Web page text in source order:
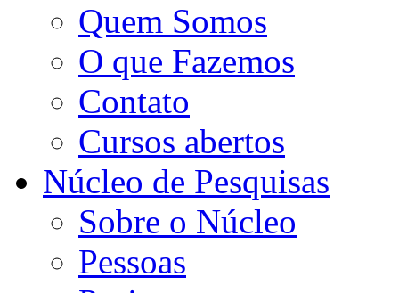
Quem Somos
O que Fazemos
Contato
Cursos abertos
Núcleo de Pesquisas
Sobre o Núcleo
Pessoas